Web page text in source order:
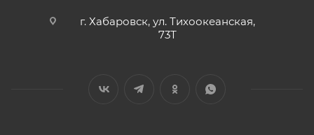
г. Хабаровск, ул. Тихоокеанская,
73Т